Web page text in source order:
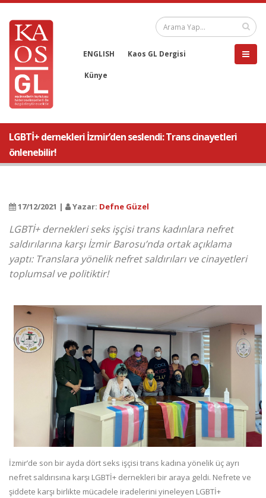
ENGLISH Kaos GL Dergisi
Künye
LGBTİ+ dernekleri İzmir’den seslendi: Trans cinayetleri
önlenebilir!
17/12/2021 | Yazar: Defne Güzel
LGBTİ+ dernekleri seks işçisi trans kadınlara nefret
saldırılarına karşı İzmir Barosu’nda ortak açıklama
yaptı: Translara yönelik nefret saldırıları ve cinayetleri
toplumsal ve politiktir!
İzmir’de son bir ayda dört seks işçisi trans kadına yönelik üç ayrı
nefret saldırısına karşı LGBTİ+ dernekleri bir araya geldi. Nefrete ve
şiddete karşı birlikte mücadele iradelerini yineleyen LGBTİ+